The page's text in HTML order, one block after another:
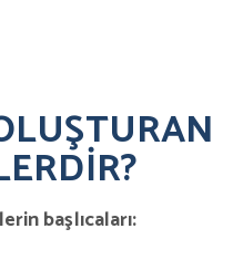
başlıcaları: